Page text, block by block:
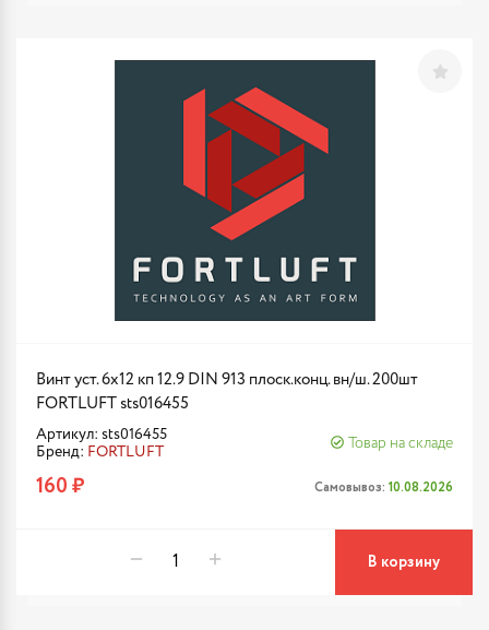
Винт уст. 6х12 кп 12.9 DIN 913 плоск.конц. вн/ш. 200шт
FORTLUFT sts016455
Артикул: sts016455
Бренд: FORTLUFT
Товар на складе
160 ₽ Самовывоз: 10.08.2026
В корзину